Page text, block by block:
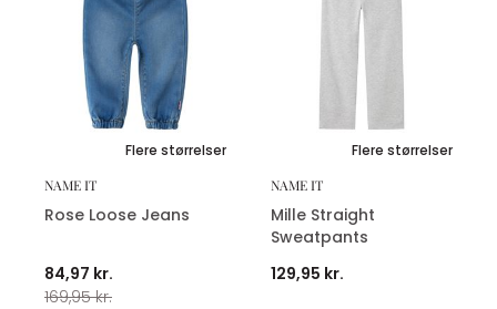
Flere størrelser
NAME IT
Rose Loose Jeans
84,97 kr.
169,95 kr.
Flere størrelser
NAME IT
Mille Straight
Sweatpants
129,95 kr.